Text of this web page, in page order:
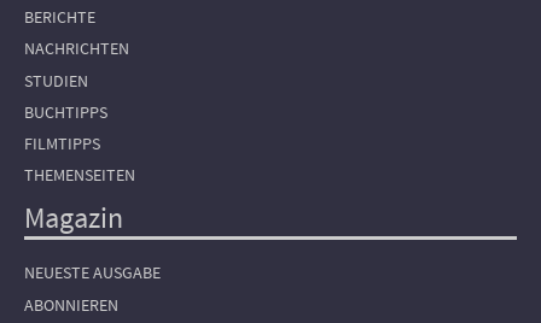
BERICHTE
NACHRICHTEN
STUDIEN
BUCHTIPPS
FILMTIPPS
THEMENSEITEN
Magazin
NEUESTE AUSGABE
ABONNIEREN